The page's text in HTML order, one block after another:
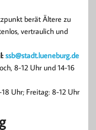
berät Ältere zu
vertraulich und
ssb@stadt.lueneburg.de
8-12 Uhr und 14-16
Uhr; Freitag: 8-12 Uhr